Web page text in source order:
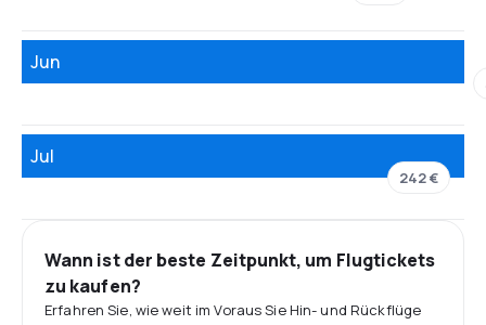
Jun
Jul
242 €
Wann ist der beste Zeitpunkt, um Flugtickets
zu kaufen?
Erfahren Sie, wie weit im Voraus Sie Hin- und Rückflüge